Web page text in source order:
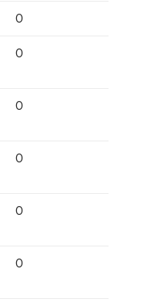
0
0
0
0
0
0